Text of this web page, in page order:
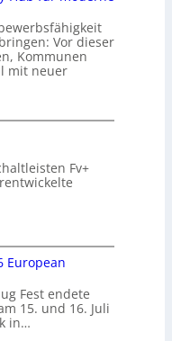
Vor dieser
Kommunen
mit neuer
Fv+
European
Fest endete
15. und 16. Juli
in…